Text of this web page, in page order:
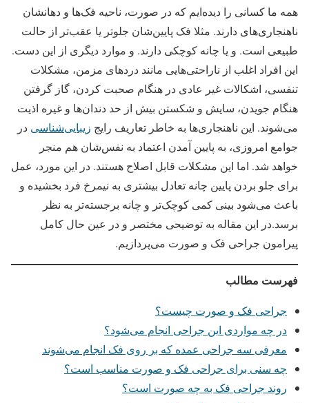
همه ما کسانی را دیده‌ایم که در صورت، ناحیه فک‌ها و دهانشان
ناهنجاری‌های دارند. مثلا فک پایین‌شان جلوتر یا عقب‌تر از حالت
طبیعی است. و یا چانه کوچکی دارند. و موارد دیگری از این دست.
این افراد اغلب از ناراحتی‌هایی مانند دردهای مزمن، مشکلات
تنفسی، اشکالات غیر عادی در هنگام صحبت کردن، گاز گرفتن
هنگام جویدن، سایش و شکستن بیش از حد دندان‌ها و غیره اذیت
می‌شوند. این ناهنجاری‌ها به خاطر تعاریف رایج زیبایی‌شناسی در
جوامع امروزی، به پایین آمدن اعتماد به نفس‌شان هم منجر
خواهد شد. اما این مشکلات قابل اصلاح هستند. در این مورد، عمل
برای جلو بردن پایین چانه تعادل بیشتری به نیمرخ فرد بخشیده و
باعث می‌شود بینی کمی کوچک‌تر و چانه برجسته‌تر به نظر
برسد.در این مقاله به توضیحی مختصر و در عین حال کامل
پیرامون جراحی فک و صورت می‌پردازیم.
فهرست مطالب
جراحی فک و صورت چیست؟
در چه مواردی این جراحی انجام می‌شود؟
معرفی سه جراحی عمده که بر روی فک انجام می‌شوند
چه سنی برای جراحی فک و صورت مناسب است؟
روند جراحی فک به چه صورت است؟